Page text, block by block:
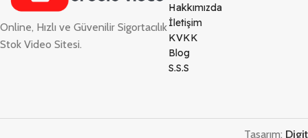
Online, Hızlı ve Güvenilir Sigortacılık
Stok Video Sitesi.
Hakkımızda
İletişim
KVKK
Blog
S.S.S
Tasarım;